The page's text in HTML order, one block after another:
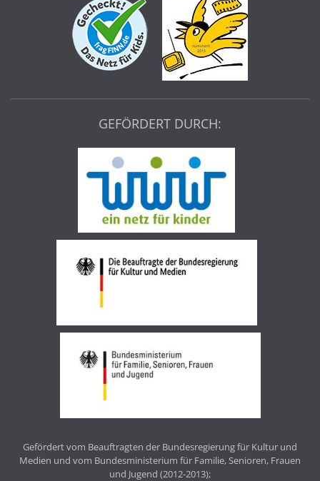
GEFÖRDERT DURCH:
Gefördert vom Beauftragten der Bundesregierung für Kultur und
Medien und vom Bundesministerium für Familie, Senioren, Frauen
und Jugend (2012-2013);